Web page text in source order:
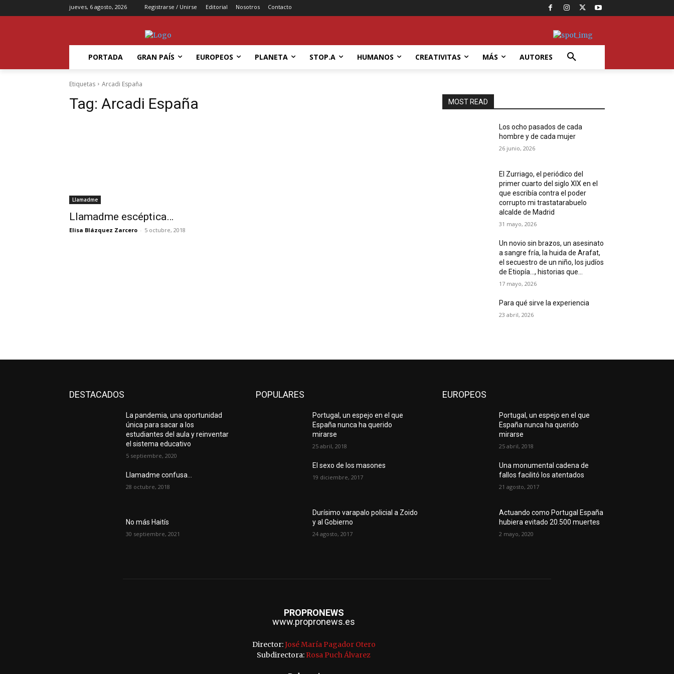
jueves, 6 agosto, 2026 Registrarse / Unirse Editorial Nosotros Contacto
PORTADA GRAN PAÍS EUROPEOS PLANETA STOP.A HUMANOS CREATIVITAS MÁS AUTORES
Etiquetas Arcadi España
Tag: Arcadi España
Llamadme
Llamadme escéptica…
Elisa Blázquez Zarcero - 5 octubre, 2018
MOST READ
Los ocho pasados de cada
hombre y de cada mujer
26 junio, 2026
El Zurriago, el periódico del
primer cuarto del siglo XIX en el
que escribía contra el poder
corrupto mi trastatarabuelo
alcalde de Madrid
31 mayo, 2026
Un novio sin brazos, un asesinato
a sangre fría, la huida de Arafat,
el secuestro de un niño, los judíos
de Etiopía…, historias que...
17 mayo, 2026
Para qué sirve la experiencia
23 abril, 2026
DESTACADOS
La pandemia, una oportunidad
única para sacar a los
estudiantes del aula y reinventar
el sistema educativo
5 septiembre, 2020
Llamadme confusa…
28 octubre, 2018
No más Haitís
30 septiembre, 2021
POPULARES
Portugal, un espejo en el que
España nunca ha querido
mirarse
25 abril, 2018
El sexo de los masones
19 diciembre, 2017
Durísimo varapalo policial a Zoido
y al Gobierno
24 agosto, 2017
EUROPEOS
Portugal, un espejo en el que
España nunca ha querido
mirarse
25 abril, 2018
Una monumental cadena de
fallos facilitó los atentados
21 agosto, 2017
Actuando como Portugal España
hubiera evitado 20.500 muertes
2 mayo, 2020
PROPRONEWS
www.propronews.es
Director:José María Pagador Otero
Subdirectora: Rosa Puch Álvarez